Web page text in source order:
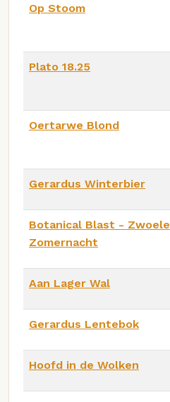
Op Stoom
Plato 18.25
Oertarwe Blond
Gerardus Winterbier
Botanical Blast - Zwoele
Zomernacht
Aan Lager Wal
Gerardus Lentebok
Hoofd in de Wolken